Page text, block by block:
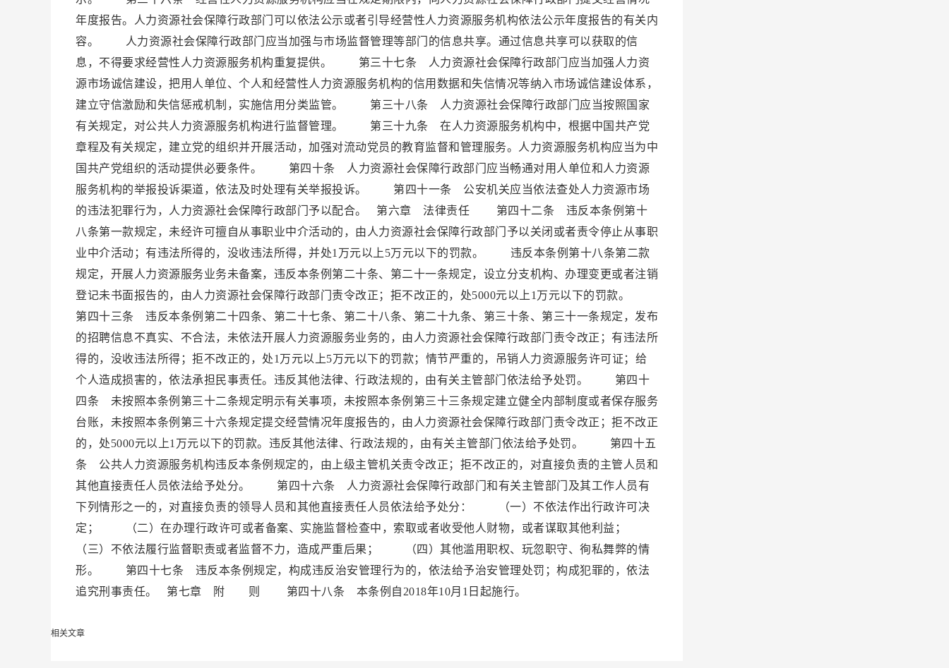
年度报告。人力资源社会保障行政部门可以依法公示或者引导经营性人力资源服务机构依法公示年度报告的有关内
容。 人力资源社会保障行政部门应当加强与市场监督管理等部门的信息共享。通过信息共享可以获取的信
息，不得要求经营性人力资源服务机构重复提供。 第三十七条 人力资源社会保障行政部门应当加强人力资
源市场诚信建设，把用人单位、个人和经营性人力资源服务机构的信用数据和失信情况等纳入市场诚信建设体系，
建立守信激励和失信惩戒机制，实施信用分类监管。 第三十八条 人力资源社会保障行政部门应当按照国家
有关规定，对公共人力资源服务机构进行监督管理。 第三十九条 在人力资源服务机构中，根据中国共产党
章程及有关规定，建立党的组织并开展活动，加强对流动党员的教育监督和管理服务。人力资源服务机构应当为中
国共产党组织的活动提供必要条件。 第四十条 人力资源社会保障行政部门应当畅通对用人单位和人力资源
服务机构的举报投诉渠道，依法及时处理有关举报投诉。 第四十一条 公安机关应当依法查处人力资源市场
的违法犯罪行为，人力资源社会保障行政部门予以配合。 第六章 法律责任 第四十二条 违反本条例第十
八条第一款规定，未经许可擅自从事职业中介活动的，由人力资源社会保障行政部门予以关闭或者责令停止从事职
业中介活动；有违法所得的，没收违法所得，并处1万元以上5万元以下的罚款。 违反本条例第十八条第二款
规定，开展人力资源服务业务未备案，违反本条例第二十条、第二十一条规定，设立分支机构、办理变更或者注销
登记未书面报告的，由人力资源社会保障行政部门责令改正；拒不改正的，处5000元以上1万元以下的罚款。
第四十三条 违反本条例第二十四条、第二十七条、第二十八条、第二十九条、第三十条、第三十一条规定，发布
的招聘信息不真实、不合法，未依法开展人力资源服务业务的，由人力资源社会保障行政部门责令改正；有违法所
得的，没收违法所得；拒不改正的，处1万元以上5万元以下的罚款；情节严重的，吊销人力资源服务许可证；给
个人造成损害的，依法承担民事责任。违反其他法律、行政法规的，由有关主管部门依法给予处罚。 第四十
四条 未按照本条例第三十二条规定明示有关事项，未按照本条例第三十三条规定建立健全内部制度或者保存服务
台账，未按照本条例第三十六条规定提交经营情况年度报告的，由人力资源社会保障行政部门责令改正；拒不改正
的，处5000元以上1万元以下的罚款。违反其他法律、行政法规的，由有关主管部门依法给予处罚。 第四十五
条 公共人力资源服务机构违反本条例规定的，由上级主管机关责令改正；拒不改正的，对直接负责的主管人员和
其他直接责任人员依法给予处分。 第四十六条 人力资源社会保障行政部门和有关主管部门及其工作人员有
下列情形之一的，对直接负责的领导人员和其他直接责任人员依法给予处分： （一）不依法作出行政许可决
定； （二）在办理行政许可或者备案、实施监督检查中，索取或者收受他人财物，或者谋取其他利益；
（三）不依法履行监督职责或者监督不力，造成严重后果； （四）其他滥用职权、玩忽职守、徇私舞弊的情
形。 第四十七条 违反本条例规定，构成违反治安管理行为的，依法给予治安管理处罚；构成犯罪的，依法
追究刑事责任。 第七章 附 则 第四十八条 本条例自2018年10月1日起施行。
相关文章